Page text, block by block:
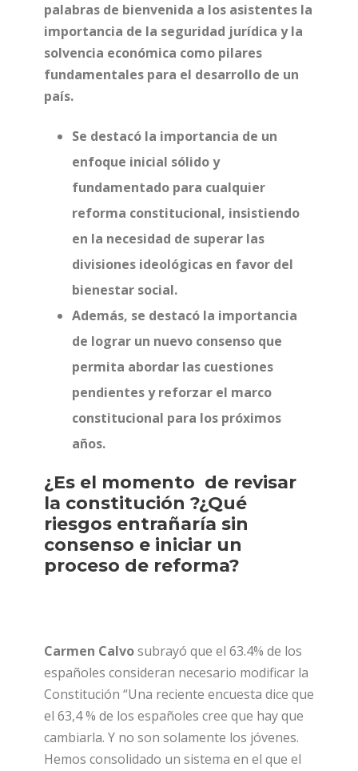
palabras de bienvenida a los asistentes la
importancia de la seguridad jurídica y la
solvencia económica como pilares
fundamentales para el desarrollo de un
país.
Se destacó la importancia de un
enfoque inicial sólido y
fundamentado para cualquier
reforma constitucional, insistiendo
en la necesidad de superar las
divisiones ideológicas en favor del
bienestar social.
Además, se destacó la importancia
de lograr un nuevo consenso que
permita abordar las cuestiones
pendientes y reforzar el marco
constitucional para los próximos
años.
¿Es el momento de revisar
la constitución ?¿Qué
riesgos entrañaría sin
consenso e iniciar un
proceso de reforma?
Carmen Calvosubrayó que el 63.4% de los
españoles consideran necesario modificar la
Constitución “Una reciente encuesta dice que
el 63,4 % de los españoles cree que hay que
cambiarla. Y no son solamente los jóvenes.
Hemos consolidado un sistema en el que el